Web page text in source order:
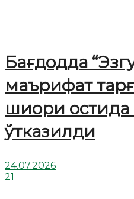
Бағдодда
маърифат
шиори остида
ўтказилди
24.07.2026
21